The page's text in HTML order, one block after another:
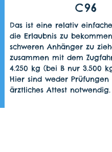
C96
Das ist eine relativ
die Erlaubnis zu
schweren Anhänger zu
zusammen mit dem
4.250 kg (bei B nur 3.500
Hier sind weder Prüfungen
ärztliches Attest notwendig.